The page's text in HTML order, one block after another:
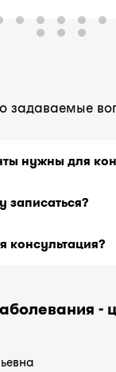
задаваемые
нужны для
диагнозом,
записаться?
консультация?
-